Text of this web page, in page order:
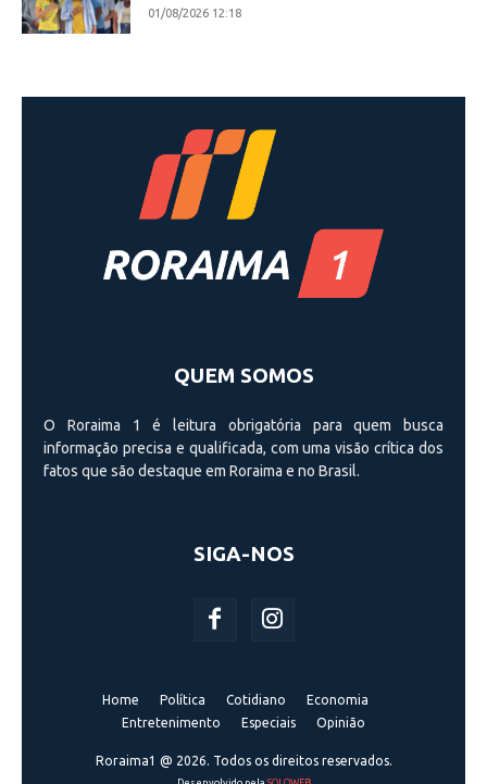
01/08/2026 12:18
QUEM SOMOS
O Roraima 1 é leitura obrigatória para quem busca
informação precisa e qualificada, com uma visão crí­tica dos
fatos que são destaque em Roraima e no Brasil.
SIGA-NOS
Home Política Cotidiano
Economia
Entretenimento
Especiais Opinião
Roraima1 @ 2026. Todos os direitos reservados.